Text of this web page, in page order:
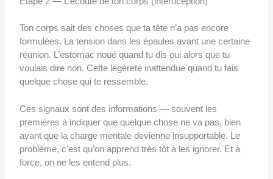
Ton corps sait des choses que ta tête n’a pas encore
formulées. La tension dans les épaules avant une certaine
réunion. L’estomac noué quand tu dis oui alors que tu
voulais dire non. Cette légèreté inattendue quand tu fais
quelque chose qui te ressemble.
Ces signaux sont des informations — souvent les
premières à indiquer que quelque chose ne va pas, bien
avant que la charge mentale devienne insupportable. Le
problème, c’est qu’on apprend très tôt à les ignorer. Et à
force, on ne les entend plus.